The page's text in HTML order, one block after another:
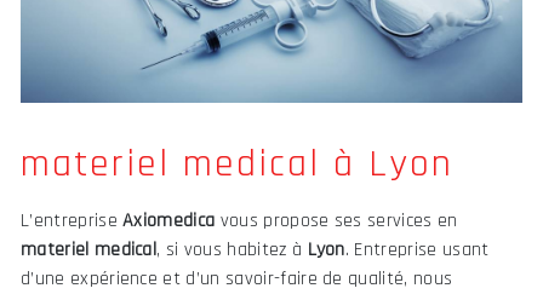
materiel medical à Lyon
L’entrepriseAxiomedica vous propose ses services en
materiel medical, si vous habitez à Lyon. Entreprise usant
d’une expérience et d’un savoir-faire de qualité, nous